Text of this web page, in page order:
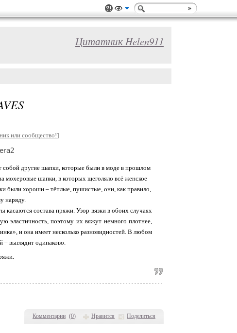
Цитатник Helen911
Комментарии (0) Нравится Поделиться
или сообщество!]
другие шапки, которые были в моде в прошлом
мохеровые шапки, в которых щеголяло всё женское
были хороши – тёплые, пушистые, они, как правило,
наряду.
касаются состава пряжи. Узор вязки в обоих случаях
эластичность, поэтому их вяжут немного плотнее,
и она имеет несколько разновидностей. В любом
– выглядит одинаково.